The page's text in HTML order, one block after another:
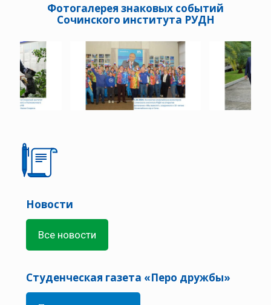
Фотогалерея знаковых событий
Сочинского института РУДН
Новости
Все новости
Студенческая газета «Перо дружбы»